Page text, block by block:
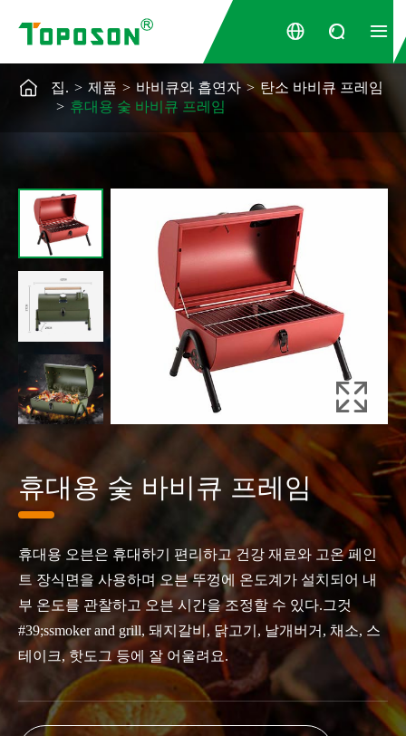
  

휴대용 숯 바비큐 프레임
휴대용 오븐은 휴대하기 편리하고 건강 재료와 고온 페인
트 장식면을 사용하며 오븐 뚜껑에 온도계가 설치되어 내
부 온도를 관찰하고 오븐 시간을 조정할 수 있다.그것
#39;ssmoker and grill, 돼지갈비, 닭고기, 날개버거, 채소, 스
테이크, 핫도그 등에 잘 어울려요.
 집. 제품 바비큐와 흡연자
탄소 바비큐 프레임
휴대용 숯 바비큐 프레임